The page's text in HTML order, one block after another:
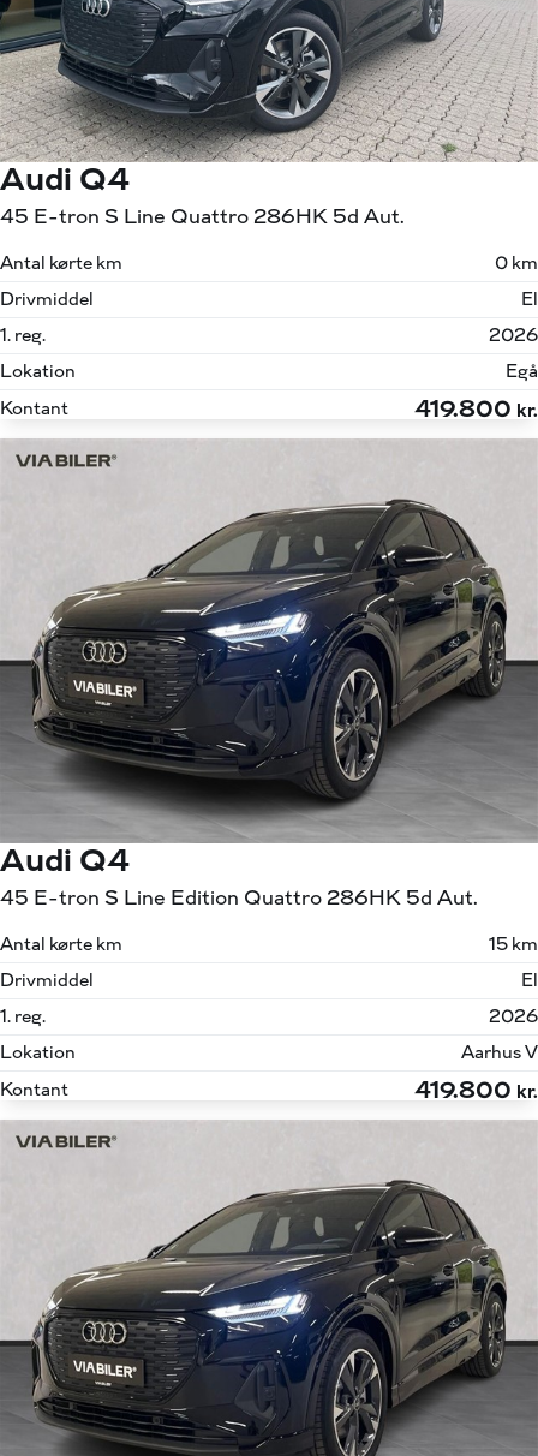
Audi Q4
45 E-tron S Line Quattro 286HK 5d Aut.
Antal kørte km
0 km
Drivmiddel
El
1. reg.
2026
Lokation
Egå
Kontant
419.800 kr.
Audi Q4
45 E-tron S Line Edition Quattro 286HK 5d Aut.
Antal kørte km
15 km
Drivmiddel
El
1. reg.
2026
Lokation
Aarhus V
Kontant
419.800 kr.